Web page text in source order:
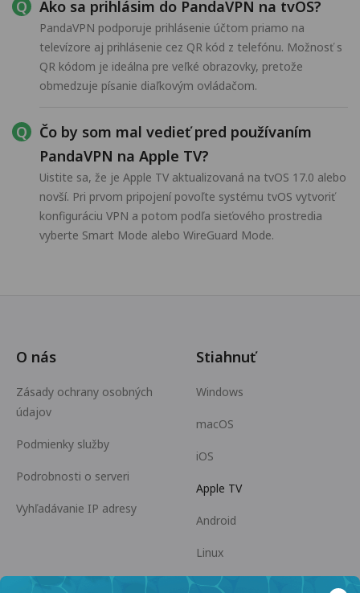
Ako sa prihlásim do PandaVPN na tvOS?
PandaVPN podporuje prihlásenie účtom priamo na
televízore aj prihlásenie cez QR kód z telefónu. Možnosť s
QR kódom je ideálna pre veľké obrazovky, pretože
obmedzuje písanie diaľkovým ovládačom.
Čo by som mal vedieť pred používaním
PandaVPN na Apple TV?
Uistite sa, že je Apple TV aktualizovaná na tvOS 17.0 alebo
novší. Pri prvom pripojení povoľte systému tvOS vytvoriť
konfiguráciu VPN a potom podľa sieťového prostredia
vyberte Smart Mode alebo WireGuard Mode.
O nás
Zásady ochrany osobných
údajov
Podmienky služby
Podrobnosti o serveri
Vyhľadávanie IP adresy
Stiahnuť
Windows
macOS
iOS
Apple TV
Android
Linux
Android TV